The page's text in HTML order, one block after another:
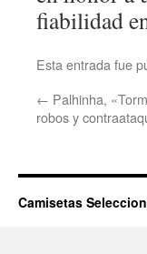
fiabilidad
Esta entrada fue
← Palhinha,
robos y
Camisetas